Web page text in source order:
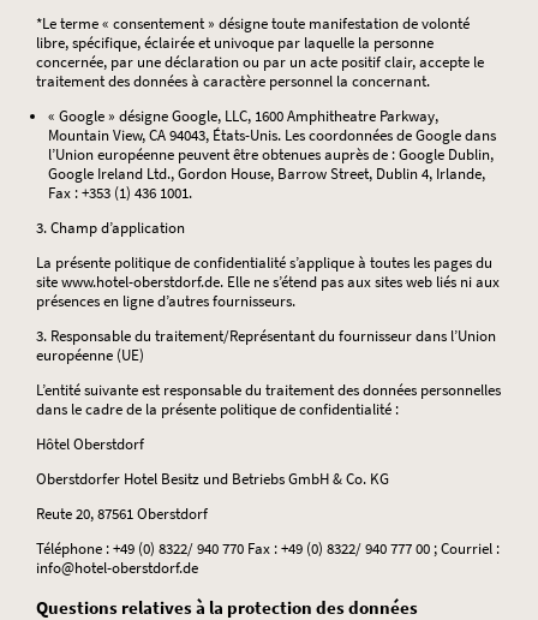
*Le terme « consentement » désigne toute manifestation de volonté
libre, spécifique, éclairée et univoque par laquelle la personne
concernée, par une déclaration ou par un acte positif clair, accepte le
traitement des données à caractère personnel la concernant.
« Google » désigne Google, LLC, 1600 Amphitheatre Parkway,
Mountain View, CA 94043, États-Unis. Les coordonnées de Google dans
l’Union européenne peuvent être obtenues auprès de : Google Dublin,
Google Ireland Ltd., Gordon House, Barrow Street, Dublin 4, Irlande,
Fax : +353 (1) 436 1001.
3. Champ d’application
La présente politique de confidentialité s’applique à toutes les pages du
site www.hotel-oberstdorf.de. Elle ne s’étend pas aux sites web liés ni aux
présences en ligne d’autres fournisseurs.
3. Responsable du traitement/Représentant du fournisseur dans l’Union
européenne (UE)
L’entité suivante est responsable du traitement des données personnelles
dans le cadre de la présente politique de confidentialité :
Hôtel Oberstdorf
Oberstdorfer Hotel Besitz und Betriebs GmbH & Co. KG
Reute 20, 87561 Oberstdorf
Téléphone : +49 (0) 8322/ 940 770 Fax : +49 (0) 8322/ 940 777 00 ; Courriel :
info@hotel-oberstdorf.de
Questions relatives à la protection des données